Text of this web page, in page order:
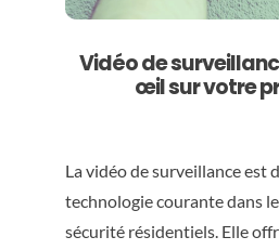
Vidéo de
œil sur votre
La vidéo de surveillance est
technologie courante dans
sécurité résidentiels. Elle